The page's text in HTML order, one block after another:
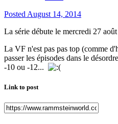
Posted August 14, 2014
La série débute le mercredi 27
La VF n'est pas pas top (comme
passer les épisodes dans le
-10 ou -12...
Link to post